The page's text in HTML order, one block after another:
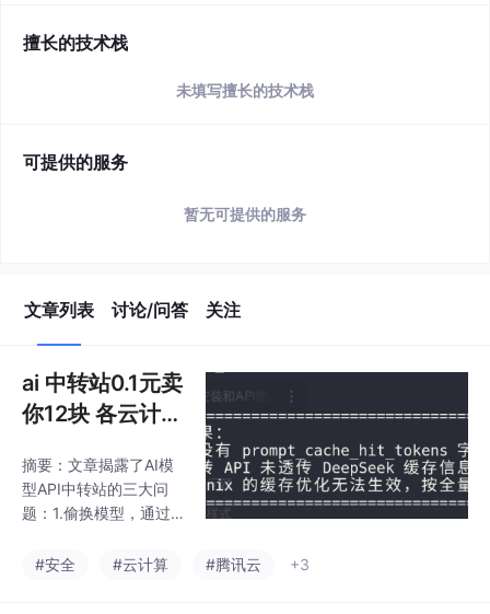
擅长的技术栈
未填写擅长的技术栈
可提供的服务
暂无可提供的服务
文章列表 讨论/问答 关注
ai 中转站0.1元卖
你12块 各云计算
用脚本就看出来
有没 黑我们 除
商差价 DeepSe
摘要：文章揭露了AI模
型API中转站的三大问
题：1.偷换模型，通过
型；2.多层转发导致响
#安全 #云计算 #腾讯云 +3